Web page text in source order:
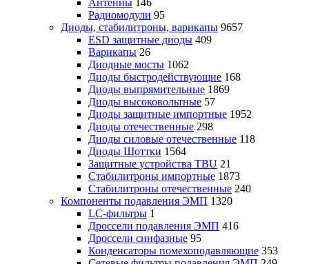
Радиомодули 95
Диоды, стабилитроны, варикапы 9657
ESD защитные диоды 409
Варикапы 26
Диодные мосты 1062
Диоды быстродействующие 168
Диоды выпрямительные 1869
Диоды высоковольтные 57
Диоды защитные импортные 1952
Диоды отечественные 298
Диоды силовые отечественные 118
Диоды Шоттки 1564
Защитные устройства TBU 21
Стабилитроны импортные 1873
Стабилитроны отечественные 240
Компоненты подавления ЭМП 1320
LC-фильтры 1
Дроссели подавления ЭМП 416
Дроссели синфазные 95
Конденсаторы помехоподавляющие 353